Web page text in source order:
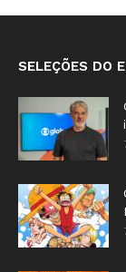
SELEÇÕES DO